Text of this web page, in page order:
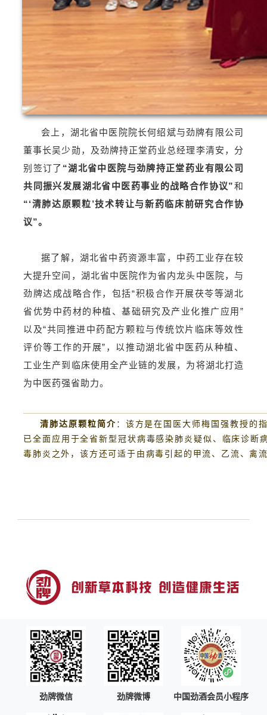
会上，湖北省中医院院长何绍斌与劲牌有限公司
董事长吴少勋，及劲牌持正堂药业总经理李清安，分
别签订了 “湖北省中医院与劲牌持正堂药业有限公司
共同振兴发展湖北省中医药事业的战略合作协议”和
“‘清肺达原颗粒’技术转让与新药临床前研究合作协
议”。
据了解，湖北省中药资源丰富，中药工业存在较
大提升空间，湖北省中医院作为省内龙头中医院，与
劲牌达成战略合作，包括“积极合作开展茯苓等湖北
省优势中药材的种植、基础研究及产业化推广应用”
以及“共同推进中药配方颗粒与传统饮片临床等效性
评价等工作的开展”，以推动湖北省中医药从种植、
工业生产到临床使用全产业链的发展，为将湖北打造
为中医药强省助力。
清肺达原颗粒简介：该方是在国医大师梅国强教授的
已全面应用于全省新型冠状病毒感染肺炎疑似、临床诊
毒肺炎之外，该方还可适于由病毒引起的甲流、乙流、禽
劲牌微信 劲牌微博 中国劲酒会员小程序